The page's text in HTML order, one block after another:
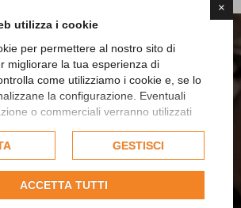
×
utilizza i cookie
per permettere al nostro sito di
migliorare la tua esperienza di
come utilizziamo i cookie e, se lo
la configurazione. Eventuali
o commerciali verranno utilizzati
consentito, potrebbero essere utilizzati
gli annunci pubblicitari. Per ulteriori
Google utilizza i dati raccolti,
sulla privacy di Google
GESTISCI
ACCETTA TUTTI
re a Far Parte di Sl
Fib er?
impegnata nella filiera tessile e
sostenibile? Unisciti alla